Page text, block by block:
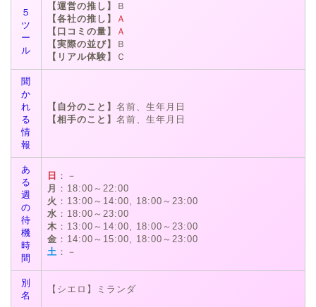
５
ツ
ー
ル
【運営の推し】
Ｂ
【各社の推し】
Ａ
【口コミの量】
Ａ
【実際の並び】
Ｂ
【リアル体験】
Ｃ
聞
か
れ
る
情
報
【自分のこと】 名前、生年月日
【相手のこと】 名前、生年月日
あ
る
週
の
待
機
時
間
日 ：－
月 ：18:00～22:00
火 ：13:00～14:00, 18:00～23:00
水 ：18:00～23:00
木 ：13:00～14:00, 18:00～23:00
金 ：14:00～15:00, 18:00～23:00
土 ：－
別
名
【シエロ】ミランダ